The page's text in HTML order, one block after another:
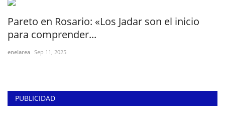
Pareto en Rosario: «Los Jadar son el inicio
para comprender...
enelarea Sep 11, 2025
PUBLICIDAD